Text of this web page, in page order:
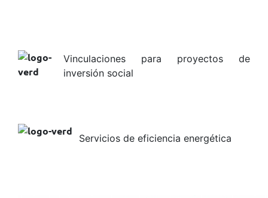
Vinculaciones para proyectos de
inversión social
Servicios de eficiencia energética